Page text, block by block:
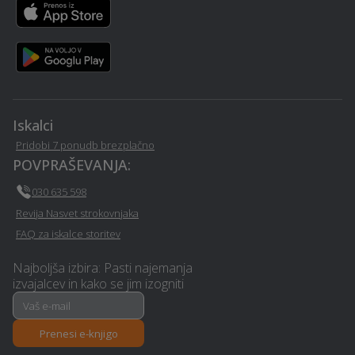
Vrtna lopa, hiška, uta - Ig
Klimatska naprava - Ig
Asfaltiranje - Ig
Prehransko svetovanje -
Izdelava ali prenova
fasade - Ig
Iskalci
Pridobi 7 ponudb brezplačno
POVPRAŠEVANJA:
030 635 598
Revija Nasvet strokovnjaka
FAQ za iskalce storitev
Najboljša izbira: Pasti najemanja
izvajalcev in kako se jim izogniti
Prenesi e-knjigo